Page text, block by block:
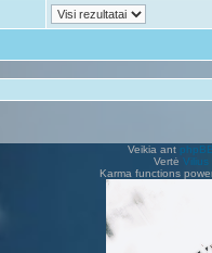
Veikia ant
Vertė Vilius
Karma functions